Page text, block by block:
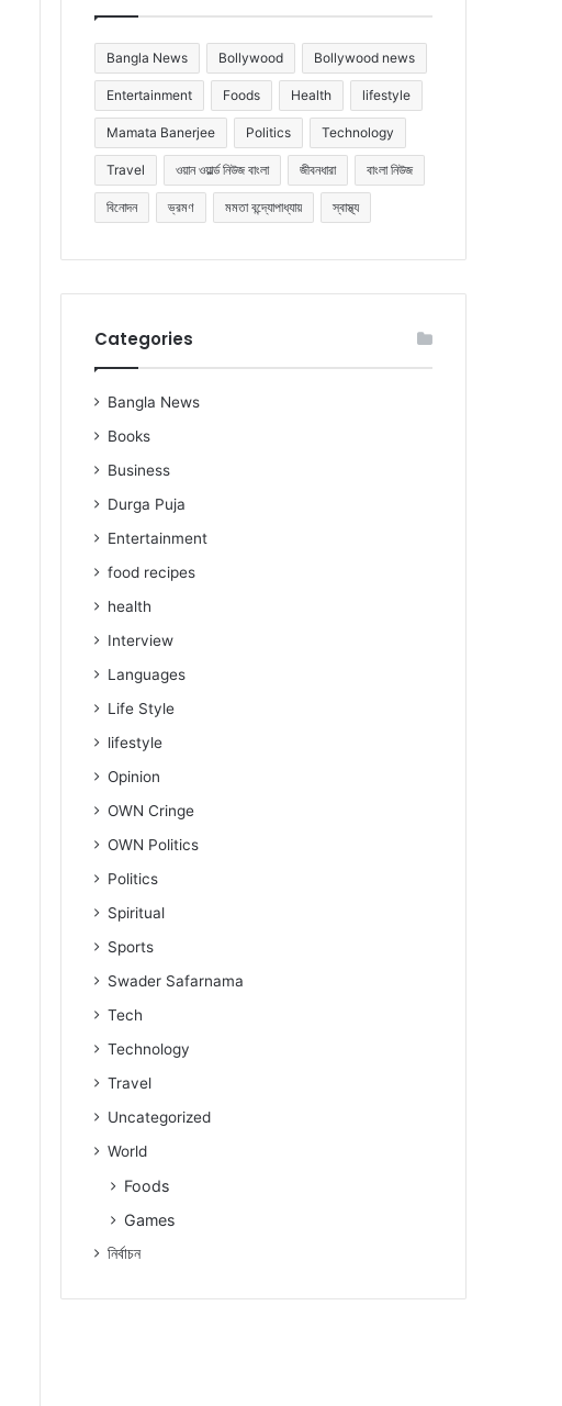
Bangla News Bollywood Bollywood news
Entertainment Foods Health lifestyle
Mamata Banerjee Politics Technology
Travel ওয়ান ওয়ার্ল্ড নিউজ বাংলা জীবনধারা বাংলা নিউজ
বিনোদন ভ্রমণ মমতা বন্দ্যোপাধ্যায় স্বাস্থ্য
Categories
Bangla News
Books
Business
Durga Puja
Entertainment
food recipes
health
Interview
Languages
Life Style
lifestyle
Opinion
OWN Cringe
OWN Politics
Politics
Spiritual
Sports
Swader Safarnama
Tech
Technology
Travel
Uncategorized
World
Foods
Games
নিৰ্বাচন